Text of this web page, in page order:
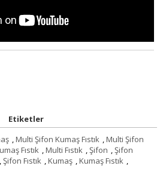
Etiketler
,Multi Şifon Kumaş Fıstık ,Multi Şifon
Fıstık ,Multi Fıstık ,Şifon ,Şifon
,Şifon Fıstık ,Kumaş ,Kumaş Fıstık ,